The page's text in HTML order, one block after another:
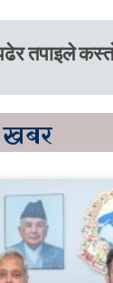
तपाइले
खबर